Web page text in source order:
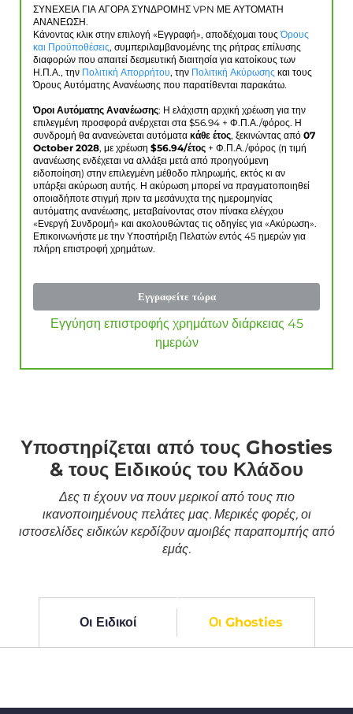
ΣΥΝΕΧΕΙΑ ΓΙΑ ΑΓΟΡΑ ΣΥΝΔΡΟΜΗΣ VPN ΜΕ ΑΥΤΟΜΑΤΗ
ΑΝΑΝΕΩΣΗ.
Κάνοντας κλικ στην επιλογή «Εγγραφή», αποδέχομαι τουςΌρους
και Προϋποθέσεις, συμπεριλαμβανομένης της ρήτρας επίλυσης
διαφορών που απαιτεί δεσμευτική διαιτησία για κατοίκους των
Η.Π.Α., την Πολιτική Απορρήτου, την Πολιτική Ακύρωσης και τους
Όρους Αυτόματης Ανανέωσης που παρατίθενται παρακάτω.
Όροι Αυτόματης Ανανέωσης: Η ελάχιστη αρχική χρέωση για την
επιλεγμένη προσφορά ανέρχεται στα $56.94 + Φ.Π.Α./φόρος. Η
συνδρομή θα ανανεώνεται αυτόματα κάθε έτος, ξεκινώντας από 07
October 2028, με χρέωση $56.94/έτος + Φ.Π.Α./φόρος (η τιμή
ανανέωσης ενδέχεται να αλλάξει μετά από προηγούμενη
ειδοποίηση) στην επιλεγμένη μέθοδο πληρωμής, εκτός κι αν
υπάρξει ακύρωση αυτής. Η ακύρωση μπορεί να πραγματοποιηθεί
οποιαδήποτε στιγμή πριν τα μεσάνυχτα της ημερομηνίας
αυτόματης ανανέωσης, μεταβαίνοντας στον πίνακα ελέγχου
«Ενεργή Συνδρομή» και ακολουθώντας τις οδηγίες για «Ακύρωση».
Επικοινωνήστε με την Υποστήριξη Πελατών εντός 45 ημερών για
πλήρη επιστροφή χρημάτων.
Εγγραφείτε τώρα
Εγγύηση επιστροφής χρημάτων διάρκειας 45
ημερών
Υποστηρίζεται από τους Ghosties
& τους Ειδικούς του Κλάδου
Δες τι έχουν να πουν μερικοί από τους πιο
ικανοποιημένους πελάτες μας. Μερικές φορές, οι
ιστοσελίδες ειδικών κερδίζουν αμοιβές παραπομπής από
εμάς.
Οι Ειδικοί Οι Ghosties